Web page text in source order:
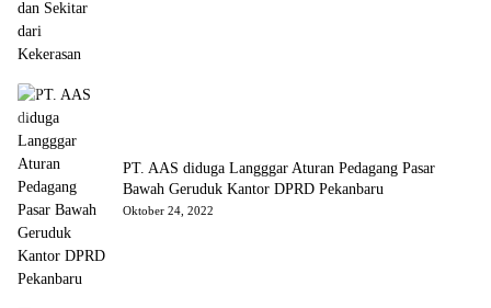
PT. AAS diduga Langggar Aturan Pedagang Pasar
Bawah Geruduk Kantor DPRD Pekanbaru
Oktober 24, 2022